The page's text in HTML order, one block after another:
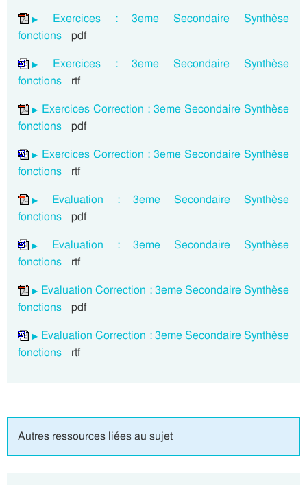
Exercices : 3eme Secondaire Synthèse
fonctions pdf
Exercices : 3eme Secondaire Synthèse
fonctions rtf
Exercices Correction : 3eme Secondaire Synthèse
fonctions pdf
Exercices Correction : 3eme Secondaire Synthèse
fonctions rtf
Evaluation : 3eme Secondaire Synthèse
fonctions pdf
Evaluation : 3eme Secondaire Synthèse
fonctions rtf
Evaluation Correction : 3eme Secondaire Synthèse
fonctions pdf
Evaluation Correction : 3eme Secondaire Synthèse
fonctions rtf
Autres ressources liées au sujet